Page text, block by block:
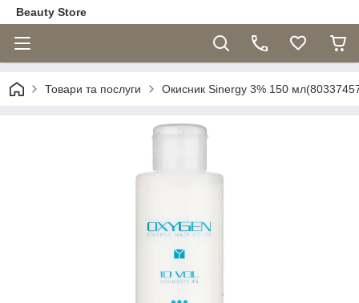
Beauty Store
Товари та послуги Окисник Sinergy 3% 150